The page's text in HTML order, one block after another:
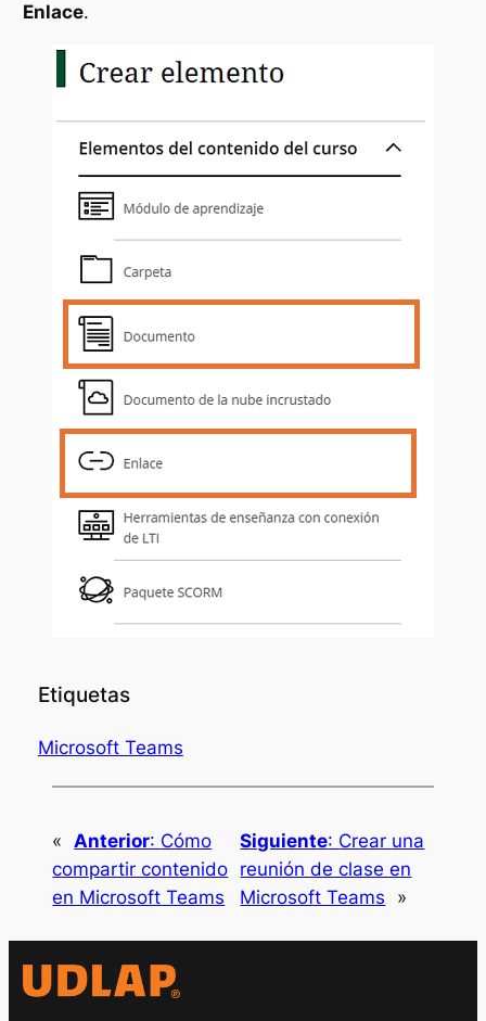
Enlace.
Etiquetas
Microsoft Teams
« Anterior: Cómo
compartir contenido
en Microsoft Teams
Siguiente: Crear una
reunión de clase en
Microsoft Teams
»